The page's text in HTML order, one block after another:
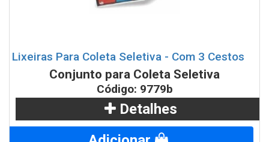
Lixeiras Para Coleta Seletiva - Com 3 Cestos
Conjunto para Coleta Seletiva
Código: 9779b
Detalhes